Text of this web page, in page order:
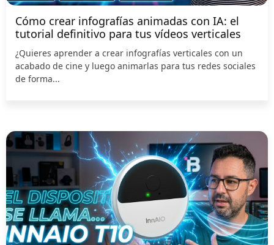
Cómo crear infografías animadas con IA: el
tutorial definitivo para tus vídeos verticales
¿Quieres aprender a crear infografías verticales con un
acabado de cine y luego animarlas para tus redes sociales
de forma...